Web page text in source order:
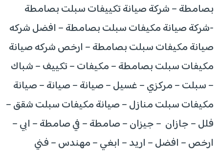
بصامطة – شركة صيانة تكييفات سبلت بصامطة
-شركة صيانة مكيفات سبلت بصامطة – افضل شركه
صيانة مكيفات سبلت بصامطة – ارخص شركه صيانة
مكيفات سبلت بصامطة – مكيفات – تكييف – شباك
– سبلت – مركزي – غسيل – صيانة – صيانة – صيانة
مكيفات سبلت منازل – صيانة مكيفات سبلت شقق –
فلل – جازان – جيزان – صامطة – في صامطة – ابي –
ارخص – افضل – اريد – ابغي – مهندس – فني